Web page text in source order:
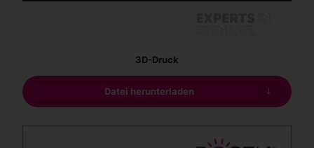
3D-Druck
Datei herunterladen